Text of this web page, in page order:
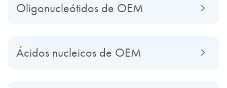
Oligonucleótidos de OEM
Ácidos nucleicos de OEM